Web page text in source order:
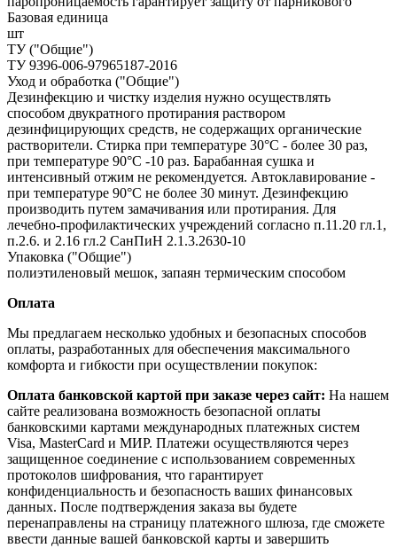
Базовая единица
шт
ТУ ("Общие")
ТУ 9396-006-97965187-2016
Уход и обработка ("Общие")
Дезинфекцию и чистку изделия нужно осуществлять
способом двукратного протирания раствором
дезинфицирующих средств, не содержащих органические
растворители. Стирка при температуре 30°С - более 30 раз,
при температуре 90°С -10 раз. Барабанная сушка и
интенсивный отжим не рекомендуется. Автоклавирование -
при температуре 90°С не более 30 минут. Дезинфекцию
производить путем замачивания или протирания. Для
лечебно-профилактических учреждений согласно п.11.20 гл.1,
п.2.6. и 2.16 гл.2 СанПиН 2.1.3.2630-10
Упаковка ("Общие")
полиэтиленовый мешок, запаян термическим способом
Оплата
Мы предлагаем несколько удобных и безопасных способов
оплаты, разработанных для обеспечения максимального
комфорта и гибкости при осуществлении покупок:
Оплата банковской картой при заказе через сайт: На нашем
сайте реализована возможность безопасной оплаты
банковскими картами международных платежных систем
Visa, MasterCard и МИР. Платежи осуществляются через
защищенное соединение с использованием современных
протоколов шифрования, что гарантирует
конфиденциальность и безопасность ваших финансовых
данных. После подтверждения заказа вы будете
перенаправлены на страницу платежного шлюза, где сможете
ввести данные вашей банковской карты и завершить